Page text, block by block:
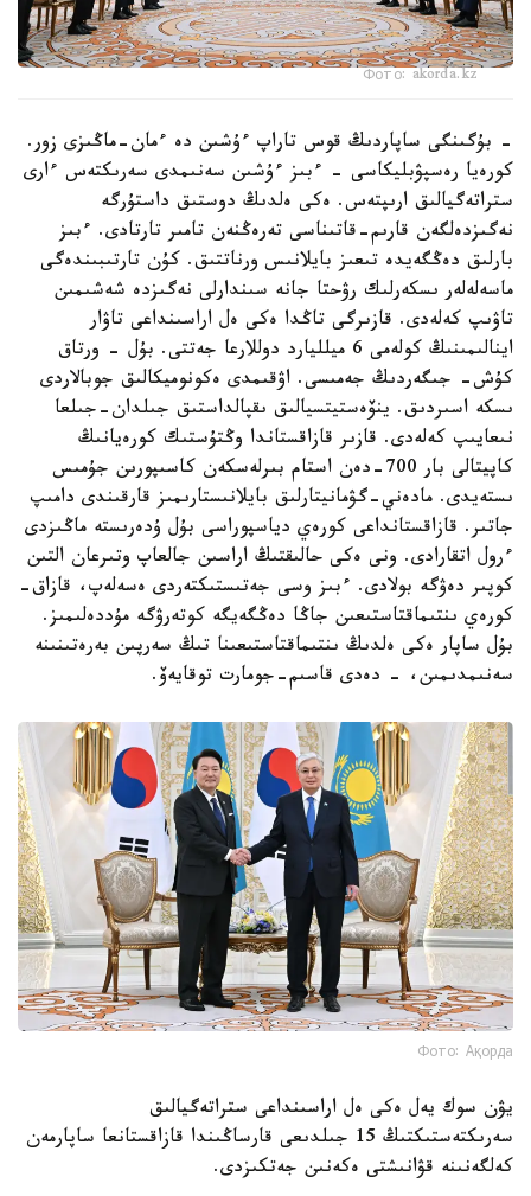
Фото: akorda.kz
- بۇگىنگى ساپاردىڭ قوس تاراپ ءۇشىن دە ءمان-ماڭىزى زور.
كورەيا رەسپۋبليكاسى - ءبىز ءۇشىن سەنىمدى سەرىكتەس ءارى
ستراتەگيالىق ارىپتەس. ەكى ەلدىڭ دوستىق داستۇرگە
نەگىزدەلگەن قارىم-قاتىناسى تەرەڭنەن تامىر تارتادى. ءبىز
بارلىق دەڭگەيدە تىعىز بايلانىس ورناتتىق. كۇن تارتىبىندەگى
ماسەلەلەر ىسكەرلىك رۋحتا جانە سىندارلى نەگىزدە شەشىمىن
تاۋىپ كەلەدى. قازىرگى تاڭدا ەكى ەل اراسىنداعى تاۋار
اينالىمىنىڭ كولەمى 6 ميلليارد دوللارعا جەتتى. بۇل - ورتاق
كۇش- جىگەردىڭ جەمىسى. اۋقىمدى ەكونوميكالىق جوبالاردى
ىسكە اسىردىق. ينۆەستيتسيالىق ىقپالداستىق جىلدان-جىلعا
نىعايىپ كەلەدى. قازىر قازاقستاندا وڭتۇستىك كورەيانىڭ
كاپيتالى بار 700-دەن استام بىرلەسكەن كاسىپورىن جۇمىس
ىستەيدى. مادەني-گۋمانيتارلىق بايلانىستارىمىز قارقىندى دامىپ
جاتىر. قازاقستانداعى كورەي دياسپوراسى بۇل ۇدەرىستە ماڭىزدى
ءرول اتقارادى. ونى ەكى حالىقتىڭ اراسىن جالعاپ وتىرعان التىن
كوپىر دەۋگە بولادى. ءبىز وسى جەتىستىكتەردى ەسەلەپ، قازاق-
كورەي ىنتىماقتاستىعىن جاڭا دەڭگەيگە كوتەرۋگە مۇددەلىمىز.
بۇل ساپار ەكى ەلدىڭ ىنتىماقتاستىعىنا تىڭ سەرپىن بەرەتىنىنە
سەنىمدىمىن، - دەدى قاسىم-جومارت توقايەۆ.
Фото: Ақорда
يۋن سوك يەل ەكى ەل اراسىنداعى ستراتەگيالىق
سەرىكتەستىكتىڭ 15 جىلدىعى قارساڭىندا قازاقستانعا ساپارمەن
كەلگەنىنە قۋانىشتى ەكەنىن جەتكىزدى.